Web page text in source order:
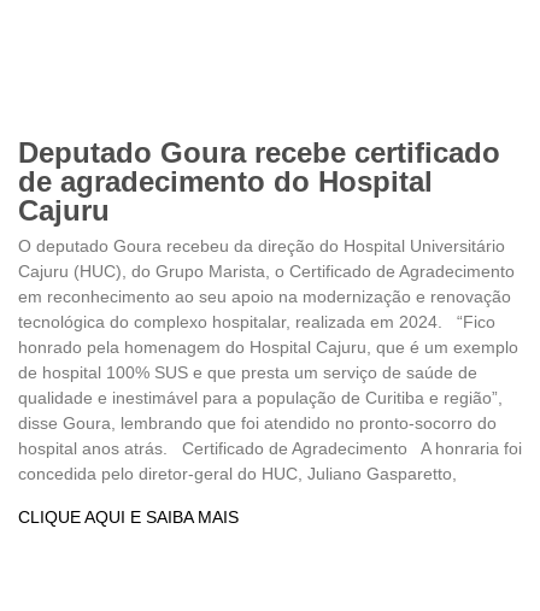
Deputado Goura recebe certificado
de agradecimento do Hospital
Cajuru
O deputado Goura recebeu da direção do Hospital Universitário
Cajuru (HUC), do Grupo Marista, o Certificado de Agradecimento
em reconhecimento ao seu apoio na modernização e renovação
tecnológica do complexo hospitalar, realizada em 2024. “Fico
honrado pela homenagem do Hospital Cajuru, que é um exemplo
de hospital 100% SUS e que presta um serviço de saúde de
qualidade e inestimável para a população de Curitiba e região”,
disse Goura, lembrando que foi atendido no pronto-socorro do
hospital anos atrás. Certificado de Agradecimento A honraria foi
concedida pelo diretor-geral do HUC, Juliano Gasparetto,
CLIQUE AQUI E SAIBA MAIS